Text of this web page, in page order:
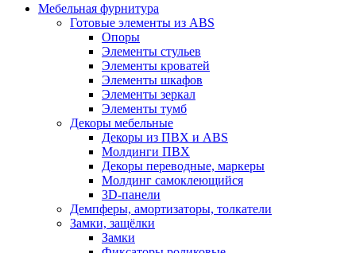
Мебельная фурнитура
Готовые элементы из ABS
Опоры
Элементы стульев
Элементы кроватей
Элементы шкафов
Элементы зеркал
Элементы тумб
Декоры мебельные
Декоры из ПВХ и ABS
Молдинги ПВХ
Декоры переводные, маркеры
Молдинг самоклеющийся
3D-панели
Демпферы, амортизаторы, толкатели
Замки, защёлки
Замки